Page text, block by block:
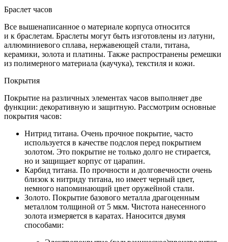
Браслет часов
Все вышенаписанное о материале корпуса относится
и к браслетам. Браслеты могут быть изготовлены из латуни,
аллюминиевого сплава, нержавеющей стали, титана,
керамики, золота и платины. Также распространены ремешки
из полимерного материала (каучука), текстиля и кожи.
Покрытия
Покрытие на различных элементах часов выполняет две
функции: декоративную и защитную. Рассмотрим основные
покрытия часов:
Нитрид титана. Очень прочное покрытие, часто
используется в качестве подслоя перед покрытием
золотом. Это покрытие не только долго не стирается,
но и защищает корпус от царапин.
Карбид титана. По прочности и долговечности очень
близок к нитриду титана, но имеет черный цвет,
немного напоминающий цвет оружейной стали.
Золото. Покрытие базового металла драгоценным
металлом толщиной от 5 мкм. Чистота нанесенного
золота измеряется в каратах. Наносится двумя
способами: